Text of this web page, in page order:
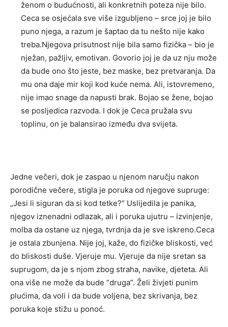
ženom o budućnosti, ali konkretnih poteza nije bilo.
Ceca se osjećala sve više izgubljeno – srce joj je bilo
puno njega, a razum je šaptao da tu nešto nije kako
treba.Njegova prisutnost nije bila samo fizička – bio je
nježan, pažljiv, emotivan. Govorio joj je da uz nju može
da bude ono što jeste, bez maske, bez pretvaranja. Da
mu ona daje mir koji kod kuće nema. Ali, istovremeno,
nije imao snage da napusti brak. Bojao se žene, bojao
se posljedica razvoda. I dok je Ceca pružala svu
toplinu, on je balansirao između dva svijeta.
Jedne večeri, dok je zaspao u njenom naručju nakon
porodične večere, stigla je poruka od njegove supruge:
„Jesi li siguran da si kod tetke?“ Uslijedila je panika,
njegov iznenadni odlazak, ali i poruka ujutru – izvinjenje,
molba da ostane uz njega, tvrdnja da je sve iskreno.Ceca
je ostala zbunjena. Nije joj, kaže, do fizičke bliskosti, već
do bliskosti duše. Vjeruje mu. Vjeruje da nije sretan sa
suprugom, da je s njom zbog straha, navike, djeteta. Ali
ona više ne može da bude “druga”. Želi živjeti punim
plućima, da voli i da bude voljena, bez skrivanja, bez
poruka koje stižu u ponoć.